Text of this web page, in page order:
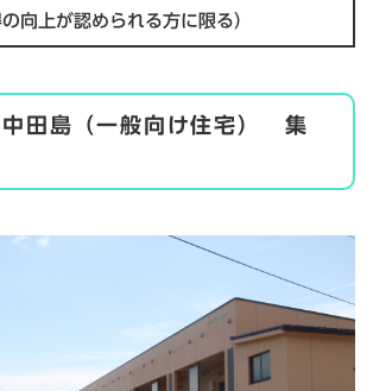
向上が認められる方に限る）
中田島（一般向け住宅） 集